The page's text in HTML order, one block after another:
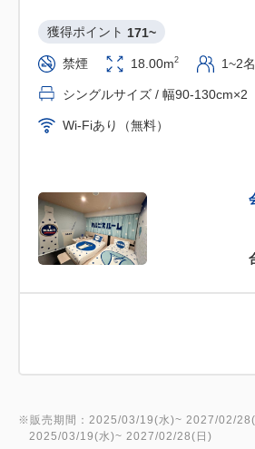
浅草寺・雷門などから徒歩圏内の
です。
ご旅行の拠点として、また、ご出
にも。
進化・変化し続けてまいります。
★*CONCEPT*★
そんな「変なホテル」は「初めて
当館は、世界で初めて「光のホロ
獲得ポイント 171~
禁煙 18.00m2 1~2名
シングルサイズ / 幅90-130cm×2
Wi-Fiあり（無料）
※販売期間：2025/03/19(水)~ 2027/02/28(
2025/03/19(水)~ 2027/02/28(日)